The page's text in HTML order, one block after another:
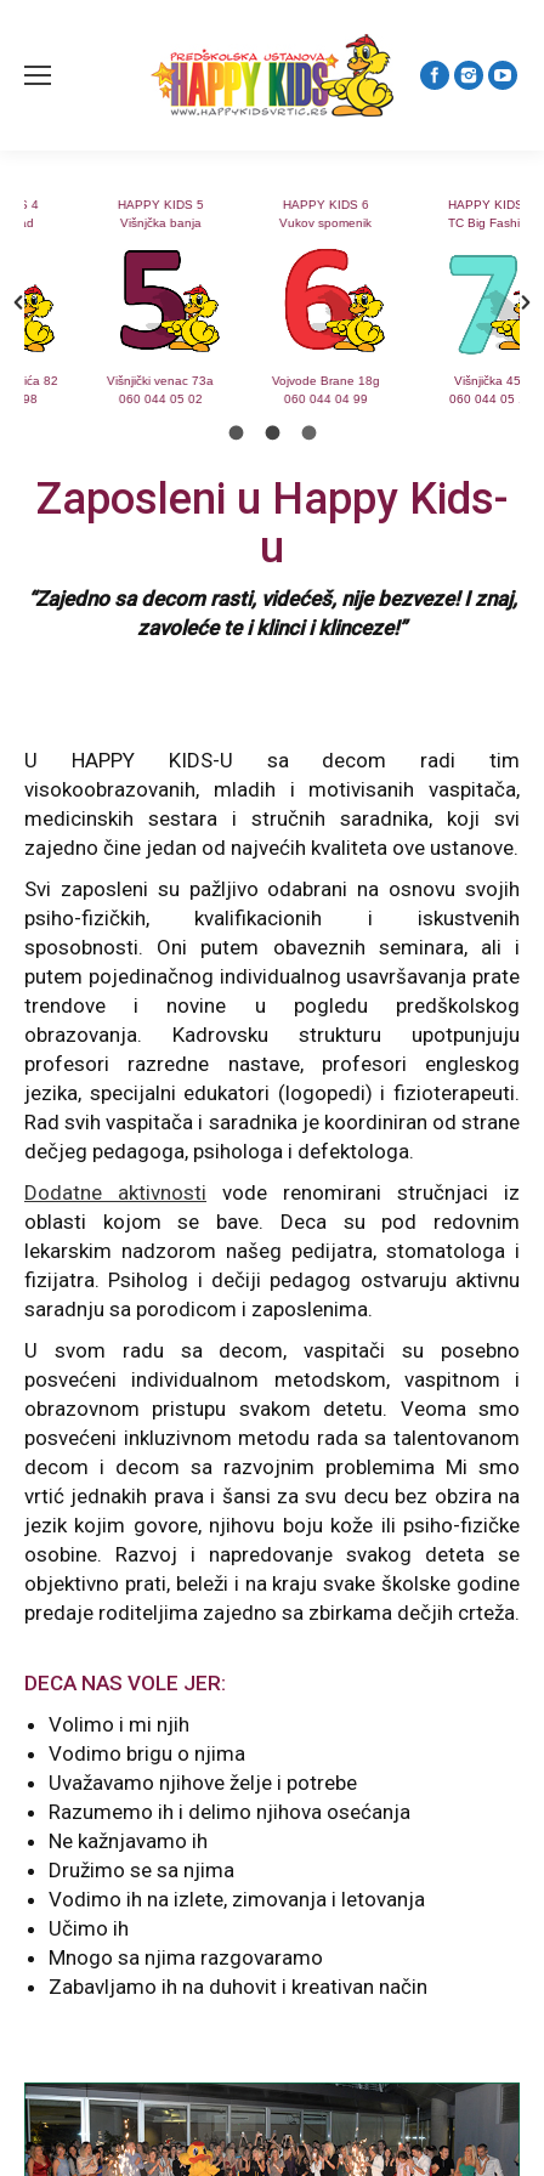
HAPPY KIDS 5
Višnjčka banja
Višnjički venac 73a
060 044 05 02
HAPPY KIDS 6
Vukov spomenik
Vojvode Brane 18g
060 044 04 99
HAPPY KIDS 7
TC Big Fashion
Višnjička 45a
060 044 05 16
Zaposleni u Happy Kids-
u
“Zajedno sa decom rasti, videćeš, nije bezveze!I znaj,
zavoleće te i klinci i klinceze!”
U HAPPY KIDS-U sa decom radi tim
visokoobrazovanih, mladih i motivisanih vaspitača,
medicinskih sestara i stručnih saradnika, koji svi
zajedno čine jedan od najvećih kvaliteta ove ustanove.
Svi zaposleni su pažljivo odabrani na osnovu svojih
psiho-fizičkih, kvalifikacionih i iskustvenih
sposobnosti. Oni putem obaveznih seminara, ali i
putem pojedinačnog individualnog usavršavanja prate
trendove i novine u pogledu predškolskog
obrazovanja. Kadrovsku strukturu upotpunjuju
profesori razredne nastave, profesori engleskog
jezika, specijalni edukatori (logopedi) i fizioterapeuti.
Rad svih vaspitača i saradnika je koordiniran od strane
dečjeg pedagoga, psihologa i defektologa.
Dodatne aktivnosti vode renomirani stručnjaci iz
oblasti kojom se bave. Deca su pod redovnim
lekarskim nadzorom našeg pedijatra, stomatologa i
fizijatra. Psiholog i dečiji pedagog ostvaruju aktivnu
saradnju sa porodicom i zaposlenima.
U svom radu sa decom, vaspitači su posebno
posvećeni individualnom metodskom, vaspitnom i
obrazovnom pristupu svakom detetu. Veoma smo
posvećeni inkluzivnom metodu rada sa talentovanom
decom i decom sa razvojnim problemima Mi smo
vrtić jednakih prava i šansi za svu decu bez obzira na
jezik kojim govore, njihovu boju kože ili psiho-fizičke
osobine. Razvoj i napredovanje svakog deteta se
objektivno prati, beleži i na kraju svake školske godine
predaje roditeljima zajedno sa zbirkama dečjih crteža.
DECA NAS VOLE JER:
Volimo i mi njih
Vodimo brigu o njima
Uvažavamo njihove želje i potrebe
Razumemo ih i delimo njihova osećanja
Ne kažnjavamo ih
Družimo se sa njima
Vodimo ih na izlete, zimovanja i letovanja
Učimo ih
Mnogo sa njima razgovaramo
Zabavljamo ih na duhovit i kreativan način